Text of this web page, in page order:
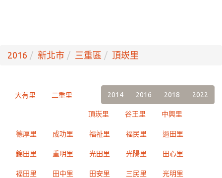
2016 新北市 三重區 頂崁里
2014 2016 2018 2022
大有里 二重里
頂崁里 谷王里 中興里
德厚里 成功里 福祉里 福民里 過田里
錦田里 重明里 光田里 光陽里 田心里
福田里 田中里 田安里 三民里 光明里